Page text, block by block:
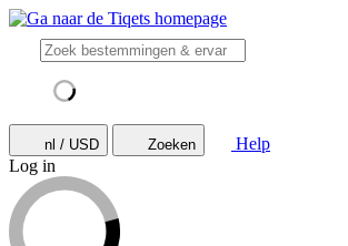
nl / USD Zoeken
Help
Log in